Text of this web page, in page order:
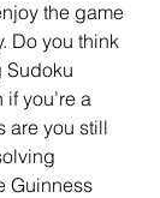
the game
Do you think
Sudoku
you’re a
are you still
Guinness